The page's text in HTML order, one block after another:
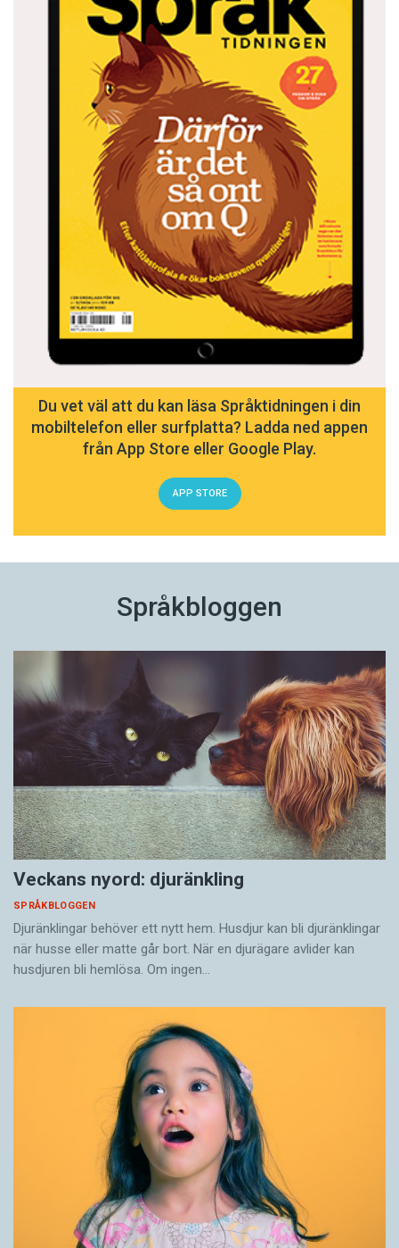
Du vet väl att du kan läsa Språktidningen i din
mobiltelefon eller surfplatta? Ladda ned appen
från App Store eller Google Play.
APP STORE
Språkbloggen
Veckans nyord: djuränkling
SPRÅKBLOGGEN
Djuränklingar behöver ett nytt hem. Husdjur kan bli djuränklingar
när husse eller matte går bort. När en djurägare avlider kan
husdjuren bli hemlösa. Om ingen…